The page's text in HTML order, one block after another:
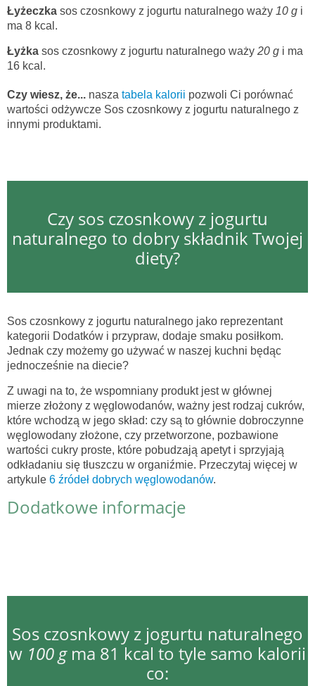
Łyżeczka sos czosnkowy z jogurtu naturalnego waży 10 g i
ma 8 kcal.
Łyżka sos czosnkowy z jogurtu naturalnego waży 20 g i ma
16 kcal.
Czy wiesz, że... nasza tabela kalorii pozwoli Ci porównać
wartości odżywcze Sos czosnkowy z jogurtu naturalnego z
innymi produktami.
Czy sos czosnkowy z jogurtu
naturalnego to dobry składnik Twojej
diety?
Sos czosnkowy z jogurtu naturalnego jako reprezentant
kategorii Dodatków i przypraw, dodaje smaku posiłkom.
Jednak czy możemy go używać w naszej kuchni będąc
jednocześnie na diecie?
Z uwagi na to, że wspomniany produkt jest w głównej
mierze złożony z węglowodanów, ważny jest rodzaj cukrów,
które wchodzą w jego skład: czy są to głównie dobroczynne
węglowodany złożone, czy przetworzone, pozbawione
wartości cukry proste, które pobudzają apetyt i sprzyjają
odkładaniu się tłuszczu w organiźmie. Przeczytaj więcej w
artykule 6 źródeł dobrych węglowodanów.
Dodatkowe informacje
Sos czosnkowy z jogurtu naturalnego
w 100 gma 81 kcal to tyle samo kalorii
co: